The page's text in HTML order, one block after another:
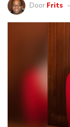
Door Frits